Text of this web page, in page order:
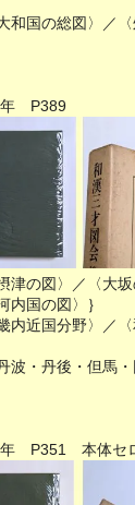
国の総図〉／〈
年 P389
の図〉／〈大坂
国の図〉｝
近国分野〉／〈
・丹後・但馬・
年 P351 本体セ